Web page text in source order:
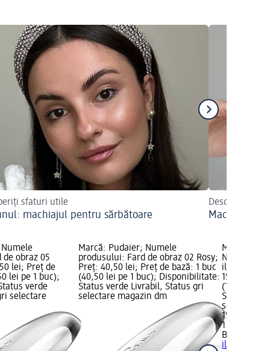
sfaturi utile
machiajul pentru sărbătoare
Descoperiți
Machiaj de
obraz 05
lei; Preț de
lei pe 1 buc);
verde
selectare
Marcă: Pudaier; Numele
produsului: Fard de obraz 02 Rosy;
Preț: 40,50 lei; Preț de bază: 1 buc
(40,50 lei pe 1 buc); Disponibilitate:
Status verde Livrabil, Status gri
selectare magazin dm
Marcă: Bell
Numele
iluminator
15,00 lei;
(15,00 lei
Status
selectare
15,00 lei
1 buc
Bell
iluminator